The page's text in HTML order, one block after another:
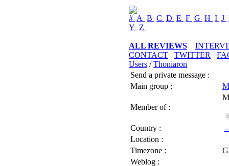
# A B C D E F G H I J
Y Z
ALL REVIEWS
CONTACT
TWITTER
Users /Thoniaron
Send a private message :
Main group :
Member of :
Country :
Location :
Timezone :
Weblog :